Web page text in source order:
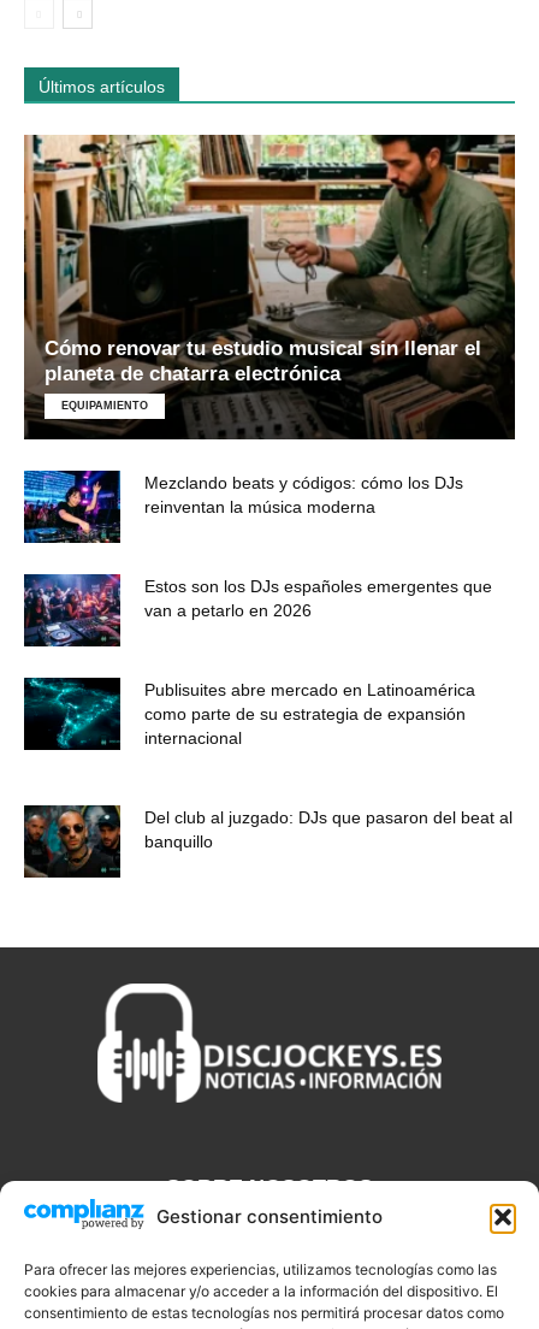
Gestionar consentimiento
Para ofrecer las mejores experiencias, utilizamos tecnologías como las
cookies para almacenar y/o acceder a la información del dispositivo. El
consentimiento de estas tecnologías nos permitirá procesar datos como
Últimos artículos
Cómo renovar tu estudio musical sin llenar el
planeta de chatarra electrónica
EQUIPAMIENTO
Mezclando beats y códigos: cómo los DJs
reinventan la música moderna
Estos son los DJs españoles emergentes que
van a petarlo en 2026
Publisuites abre mercado en Latinoamérica
como parte de su estrategia de expansión
internacional
Del club al juzgado: DJs que pasaron del beat al
banquillo
SOBRE NOSOTROS
Discjockeys.es es el portal web donde podrás conseguir todo lo
que necesitas saber sobre noticias, novedades, tecnologías y
aplicaciones que te ayudaran a ser un mejor Djs.